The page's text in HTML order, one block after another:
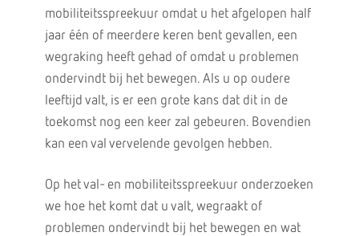
mobiliteitsspreekuur omdat u het afgelopen half
jaar één of meerdere keren bent gevallen, een
wegraking heeft gehad of omdat u problemen
ondervindt bij het bewegen. Als u op oudere
leeftijd valt, is er een grote kans dat dit in de
toekomst nog een keer zal gebeuren. Bovendien
kan een val vervelende gevolgen hebben.
Op het val- en mobiliteitsspreekuur onderzoeken
we hoe het komt dat u valt, wegraakt of
problemen ondervindt bij het bewegen en wat